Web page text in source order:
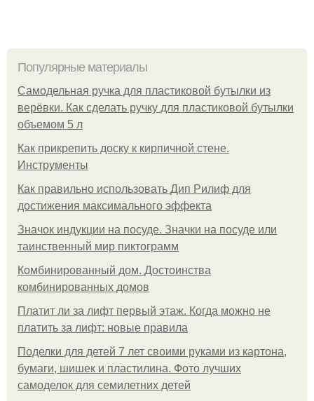
Популярные материалы
Самодельная ручка для пластиковой бутылки из
верёвки. Как сделать ручку для пластиковой бутылки
объемом 5 л
Как прикрепить доску к кирпичной стене.
Инструменты
Как правильно использовать Дип Рилиф для
достижения максимального эффекта
Значок индукции на посуде. Значки на посуде или
таинственный мир пиктограмм
Комбинированный дом. Достоинства
комбинированных домов
Платит ли за лифт первый этаж. Когда можно не
платить за лифт: новые правила
Поделки для детей 7 лет своими руками из картона,
бумаги, шишек и пластилина. Фото лучших
самоделок для семилетних детей